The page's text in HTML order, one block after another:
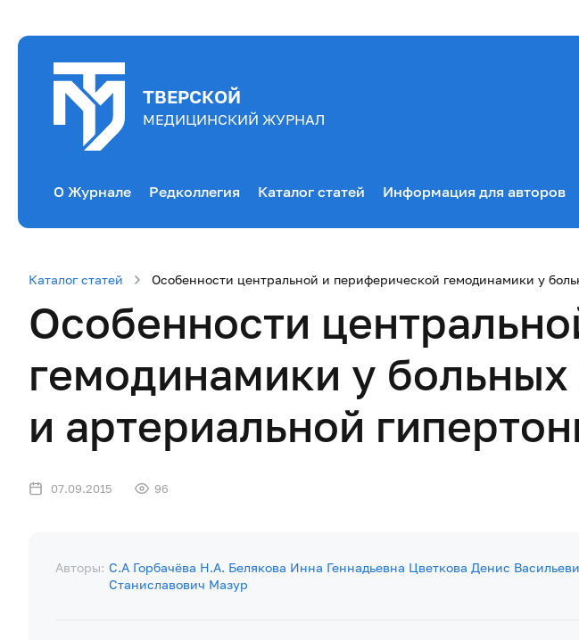
ТВЕРСКОЙ
МЕДИЦИНСКИЙ ЖУРНАЛ
О Журнале Редколлегия Каталог статей Информация для авторов
Каталог статей Особенности центральной и периферической гемодинамики у
Особенности
гемодинамики у
и артериальной
07.09.2015 96
Авторы: С.А Горбачёва Н.А. Белякова Инна Геннадьевна Цветкова Денис
Станиславович Мазур